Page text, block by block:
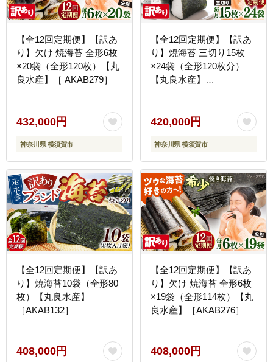
【全12回定期便】【訳あ
り】欠け 焼海苔 全形6枚
×20袋（全形120枚）【丸
良水産】［ AKAB279］
432,000円
神奈川県 横須賀市
【全12回定期便】【訳あ
り】焼海苔 三切り15枚
×24袋（全形120枚分）
【丸良水産】
420,000円
神奈川県 横須賀市
【全12回定期便】【訳あ
り】焼海苔10袋（全形80
枚）【丸良水産】
［AKAB132］
408,000円
【全12回定期便】【訳あ
り】欠け 焼海苔 全形6枚
×19袋（全形114枚）【丸
良水産】［AKAB276］
408,000円